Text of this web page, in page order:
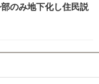
のみ地下化し住民説